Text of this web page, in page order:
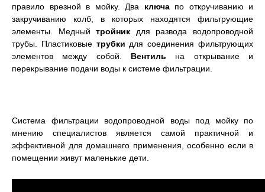
правило врезной в мойку. Два ключа по откручиванию и
закручиванию колб, в которых находятся фильтрующие
элементы. Медныйтройник для развода водопроводной
трубы. Пластиковые трубки для соединения фильтрующих
элементов между собой. Вентиль на открывание и
перекрывание подачи воды к системе фильтрации.
Система фильтрации водопроводной воды под мойку по
мнению специалистов является самой практичной и
эффективной для домашнего применения, особенно если в
помещении живут маленькие дети.